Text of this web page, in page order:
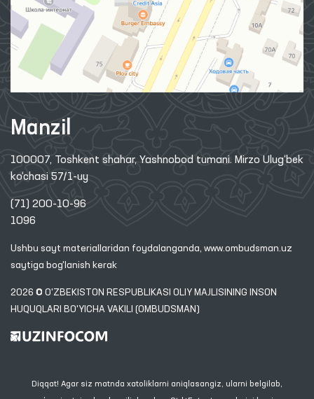
Manzil
100007, Toshkent shahar, Yashnobod tumani. Mirzo Ulug‘bek
ko‘chasi 57/1-uy
(71) 200-10-96
1096
Ushbu sayt materiallaridan foydalanganda, www.ombudsman.uz
saytiga bog'lanish kerak
2026 © O'ZBEKISTON RESPUBLIKASI OLIY MAJLISINING INSON
HUQUQLARI BO'YICHA VAKILI (OMBUDSMAN)
Diqqat! Agar siz matnda xatoliklarni aniqlasangiz, ularni belgilab,